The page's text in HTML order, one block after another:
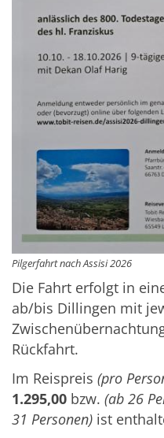
Pilgerfahrt nach Assisi 2026
Die Fahrt erfolgt in
ab/bis Dillingen mit
Rückfahrt.
Im Reispreis (pro
1.295,00 bzw. (ab 26
31 Personen) ist